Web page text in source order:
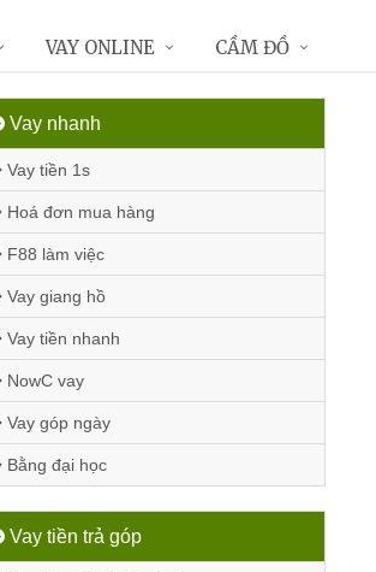
Vay nhanh
Vay tiền 1s
Hoá đơn mua hàng
F88 làm việc
Vay giang hồ
Vay tiền nhanh
NowC vay
Vay góp ngày
Bằng đại học
Vay tiền trả góp
VAY ONLINE CẦM ĐỒ